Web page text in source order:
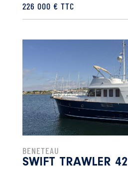
226 000 € TTC
BENETEAU
SWIFT TRAWLER 42